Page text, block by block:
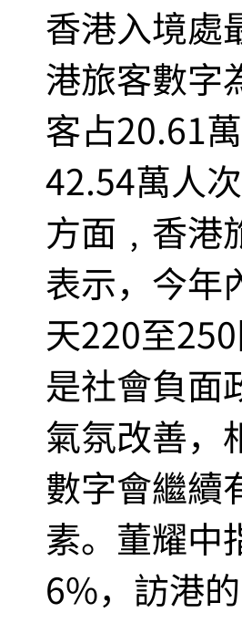
香港入境處
港旅客數字
客占20.61
42.54萬人
方面﹐香港
表示，今年
天220至
是社會負面
氣氛改善，
數字會繼續
素。董耀中
6%，訪港